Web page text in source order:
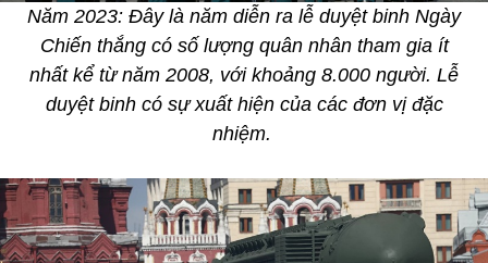
Năm 2023: Đây là năm diễn ra lễ duyệt binh Ngày
Chiến thắng có số lượng quân nhân tham gia ít
nhất kể từ năm 2008, với khoảng 8.000 người. Lễ
duyệt binh có sự xuất hiện của các đơn vị đặc
nhiệm.